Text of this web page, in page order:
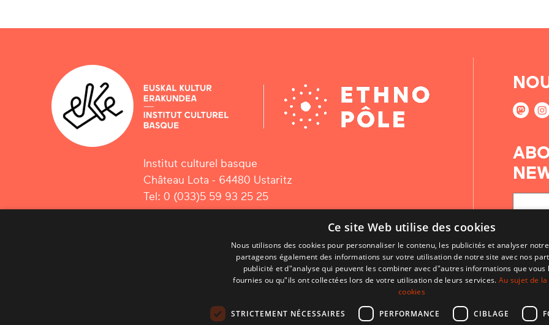
Institut culturel basque
Château Lota - 64480 Ustaritz
Tel: 0 (033)5 59 93 25 25
Ce site Web utilise des cookies
Nous utilisons des cookies pour personnaliser le contenu, les publicités et analyser
partageons également des informations sur votre utilisation de notre site avec nos
publicité et d"analyse qui peuvent les combiner avec d"autres informations que vous
fournies ou qu"ils ont collectées lors de votre utilisation de leurs services. Au sujet de
cookies
STRICTEMENT NÉCESSAIRES PERFORMANCE CIBLAGE